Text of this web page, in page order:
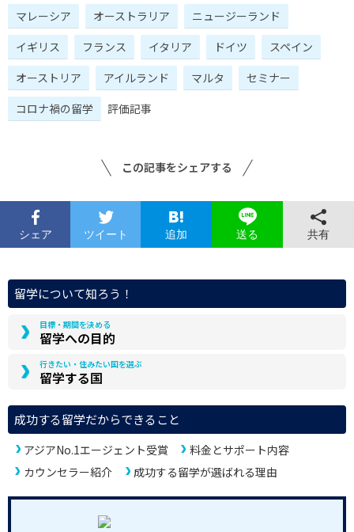
マレーシア
オーストラリア
ニュージーランド
イギリス
フランス イタリア ドイツ
スペイン
オーストリア
アイルランド マルタ
セミナー
コロナ禍の留学
評価記事
この記事をシェアする
シェア ツイート 追加 送る 共有
留学について知ろう！
目標・期間を決める
留学への目的
行きたい・住みたい国を選ぶ
留学する国
成功する留学だからできること
アジアNo.1エージェント受賞
料金とサポート内容
カウンセラー紹介
成功する留学が選ばれる理由